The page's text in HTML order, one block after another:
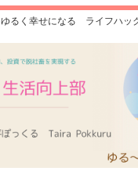
ゆるく幸せになる ライフハッ